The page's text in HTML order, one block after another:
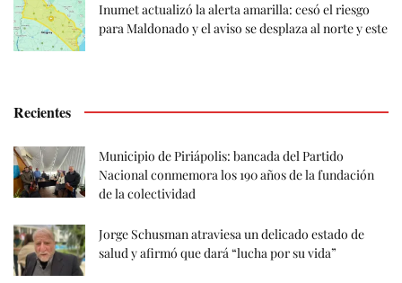
Inumet actualizó la alerta amarilla: cesó el riesgo
para Maldonado y el aviso se desplaza al norte y este
Recientes
Municipio de Piriápolis: bancada del Partido
Nacional conmemora los 190 años de la fundación
de la colectividad
Jorge Schusman atraviesa un delicado estado de
salud y afirmó que dará “lucha por su vida”